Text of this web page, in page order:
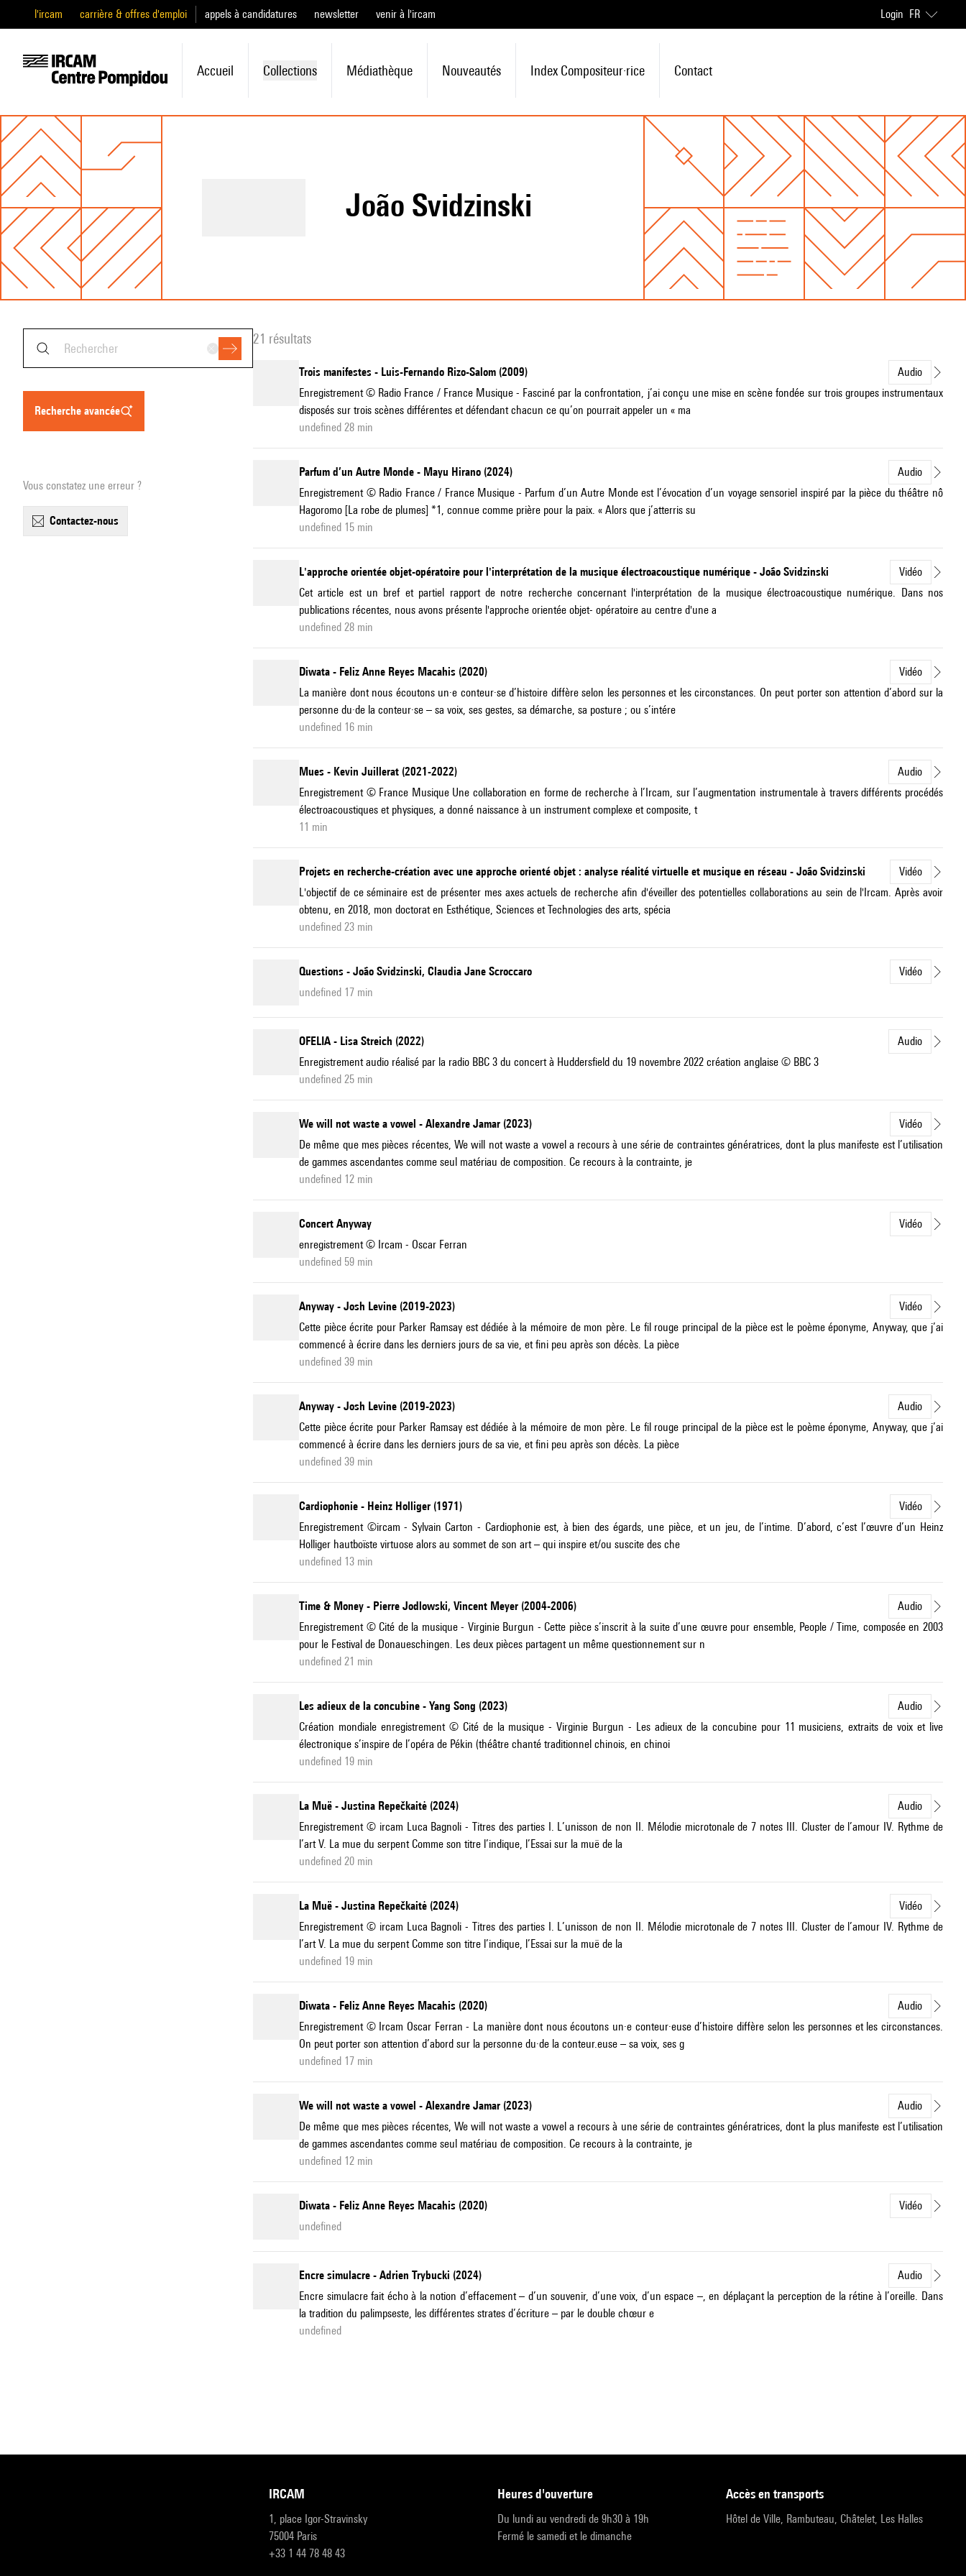
l'ircam carrière & offres d'emploi appels à candidatures newsletter venir à l'ircam Login FR
Accueil Collections Médiathèque Nouveautés Index Compositeur·rice Contact
João Svidzinski
recherche avancée
Vous constatez une erreur ?
contactez-nous
21 résultats
Trois manifestes - Luis-Fernando Rizo-Salom (2009)
Audio
Enregistrement © Radio France / France Musique - Fasciné par la confrontation, j’ai conçu une mise en scène fondée sur trois groupes instrumentaux
disposés sur trois scènes différentes et défendant chacun ce qu’on pourrait appeler un « ma
undefined 28 min
Parfum d’un Autre Monde - Mayu Hirano (2024)
Audio
Enregistrement © Radio France / France Musique - Parfum d’un Autre Monde est l’évocation d’un voyage sensoriel inspiré par la pièce du théâtre nô
Hagoromo [La robe de plumes] *1, connue comme prière pour la paix. « Alors que j’atterris su
undefined 15 min
L'approche orientée objet-opératoire pour l'interprétation de la musique électroacoustique numérique - João Svidzinski
Vidéo
Cet article est un bref et partiel rapport de notre recherche concernant l'interprétation de la musique électroacoustique numérique. Dans nos
publications récentes, nous avons présente l'approche orientée objet- opératoire au centre d'une a
undefined 28 min
Diwata - Feliz Anne Reyes Macahis (2020)
Vidéo
La manière dont nous écoutons un·e conteur·se d’histoire diffère selon les personnes et les circonstances. On peut porter son attention d’abord sur la
personne du·de la conteur·se – sa voix, ses gestes, sa démarche, sa posture ; ou s’intére
undefined 16 min
Mues - Kevin Juillerat (2021-2022)
Audio
Enregistrement © France Musique Une collaboration en forme de recherche à l’Ircam, sur l’augmentation instrumentale à travers différents procédés
électroacoustiques et physiques, a donné naissance à un instrument complexe et composite, t
11 min
Projets en recherche-création avec une approche orienté objet : analyse réalité virtuelle et musique en réseau - João Svidzinski
Vidéo
L'objectif de ce séminaire est de présenter mes axes actuels de recherche afin d'éveiller des potentielles collaborations au sein de l'Ircam. Après avoir
obtenu, en 2018, mon doctorat en Esthétique, Sciences et Technologies des arts, spécia
undefined 23 min
Questions - João Svidzinski, Claudia Jane Scroccaro
Vidéo
undefined 17 min
OFELIA - Lisa Streich (2022)
Audio
Enregistrement audio réalisé par la radio BBC 3 du concert à Huddersfield du 19 novembre 2022 création anglaise © BBC 3
undefined 25 min
We will not waste a vowel - Alexandre Jamar (2023)
Vidéo
De même que mes pièces récentes, We will not waste a vowel a recours à une série de contraintes génératrices, dont la plus manifeste est l’utilisation
de gammes ascendantes comme seul matériau de composition. Ce recours à la contrainte, je
undefined 12 min
Concert Anyway
Vidéo
enregistrement © Ircam - Oscar Ferran
undefined 59 min
Anyway - Josh Levine (2019-2023)
Vidéo
Cette pièce écrite pour Parker Ramsay est dédiée à la mémoire de mon père. Le fil rouge principal de la pièce est le poème éponyme, Anyway, que j’ai
commencé à écrire dans les derniers jours de sa vie, et fini peu après son décès. La pièce
undefined 39 min
Anyway - Josh Levine (2019-2023)
Audio
Cette pièce écrite pour Parker Ramsay est dédiée à la mémoire de mon père. Le fil rouge principal de la pièce est le poème éponyme, Anyway, que j’ai
commencé à écrire dans les derniers jours de sa vie, et fini peu après son décès. La pièce
undefined 39 min
Cardiophonie - Heinz Holliger (1971)
Vidéo
Enregistrement ©ircam - Sylvain Carton - Cardiophonie est, à bien des égards, une pièce, et un jeu, de l’intime. D’abord, c’est l’œuvre d’un Heinz
Holliger hautboïste virtuose alors au sommet de son art – qui inspire et/ou suscite des che
undefined 13 min
Time & Money - Pierre Jodlowski, Vincent Meyer (2004-2006)
Audio
Enregistrement © Cité de la musique - Virginie Burgun - Cette pièce s’inscrit à la suite d’une œuvre pour ensemble, People / Time, composée en 2003
pour le Festival de Donaueschingen. Les deux pièces partagent un même questionnement sur n
undefined 21 min
Les adieux de la concubine - Yang Song (2023)
Audio
Création mondiale enregistrement © Cité de la musique - Virginie Burgun - Les adieux de la concubine pour 11 musiciens, extraits de voix et live
électronique s’inspire de l’opéra de Pékin (théâtre chanté traditionnel chinois, en chinoi
undefined 19 min
La Muë - Justina Repečkaitė (2024)
Audio
Enregistrement © ircam Luca Bagnoli - Titres des parties I. L’unisson de non II. Mélodie microtonale de 7 notes III. Cluster de l’amour IV. Rythme de
l’art V. La mue du serpent Comme son titre l’indique, l’Essai sur la muë de la
undefined 20 min
La Muë - Justina Repečkaitė (2024)
Vidéo
Enregistrement © ircam Luca Bagnoli - Titres des parties I. L’unisson de non II. Mélodie microtonale de 7 notes III. Cluster de l’amour IV. Rythme de
l’art V. La mue du serpent Comme son titre l’indique, l’Essai sur la muë de la
undefined 19 min
Diwata - Feliz Anne Reyes Macahis (2020)
Audio
Enregistrement © Ircam Oscar Ferran - La manière dont nous écoutons un·e conteur·euse d’histoire diffère selon les personnes et les circonstances.
On peut porter son attention d’abord sur la personne du·de la conteur.euse – sa voix, ses g
undefined 17 min
We will not waste a vowel - Alexandre Jamar (2023)
Audio
De même que mes pièces récentes, We will not waste a vowel a recours à une série de contraintes génératrices, dont la plus manifeste est l’utilisation
de gammes ascendantes comme seul matériau de composition. Ce recours à la contrainte, je
undefined 12 min
Diwata - Feliz Anne Reyes Macahis (2020)
Vidéo
undefined
Encre simulacre - Adrien Trybucki (2024)
Audio
Encre simulacre fait écho à la notion d’effacement – d’un souvenir, d’une voix, d’un espace –, en déplaçant la perception de la rétine à l’oreille. Dans
la tradition du palimpseste, les différentes strates d’écriture – par le double chœur e
undefined
IRCAM
1, place Igor-Stravinsky
75004 Paris
+33 1 44 78 48 43
heures d'ouverture
Du lundi au vendredi de 9h30 à 19h
Fermé le samedi et le dimanche
accès en transports
Hôtel de Ville, Rambuteau, Châtelet, Les Halles